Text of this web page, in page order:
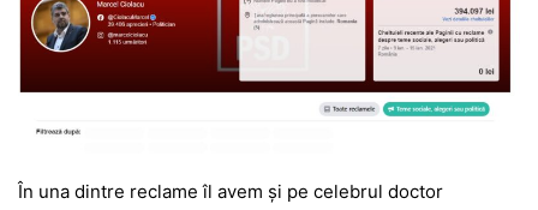
În una dintre reclame îl avem și pe celebrul doctor